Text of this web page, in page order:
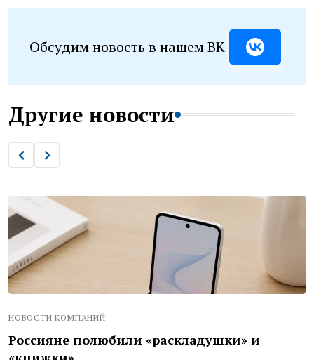
Обсудим новость в нашем ВК
Другие новости
НОВОСТИ КОМПАНИЙ
Россияне полюбили «раскладушки» и